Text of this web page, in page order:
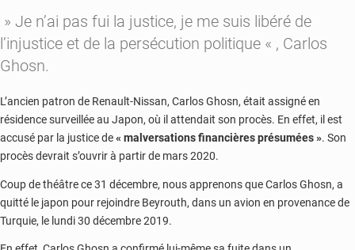
» Je n’ai pas fui la justice, je me suis libéré de
l’injustice et de la persécution politique « , Carlos
Ghosn.
L’ancien patron de Renault-Nissan, Carlos Ghosn, était assigné en
résidence surveillée au Japon, où il attendait son procès. En effet, il est
accusé par la justice de« malversations financières présumées ». Son
procès devrait s’ouvrir à partir de mars 2020.
Coup de théâtre ce 31 décembre, nous apprenons que Carlos Ghosn, a
quitté le japon pour rejoindre Beyrouth, dans un avion en provenance de
Turquie, le lundi 30 décembre 2019.